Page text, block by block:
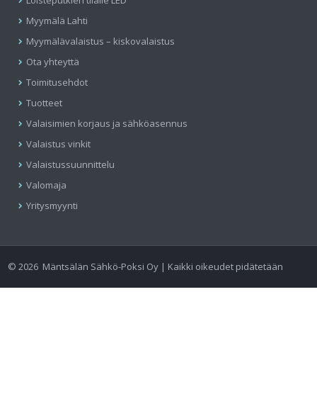
Myymälä Lahti
Myymälävalaistus – kiskovalaistus
Ota yhteyttä
Toimitusehdot
Tuotteet
Valaisimien korjaus ja sähköasennus
Valaistus vinkit
Valaistussuunnittelu
Valomaja
Yritysmyynti
©2026 Mäntsälän Sähkö-Poksi Oy | Kaikki oikeudet pidätetään